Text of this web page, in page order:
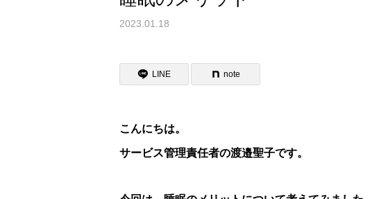
2023.01.18
LINE note
こんにちは。
サービス管理責任者の渡邉聖子です。